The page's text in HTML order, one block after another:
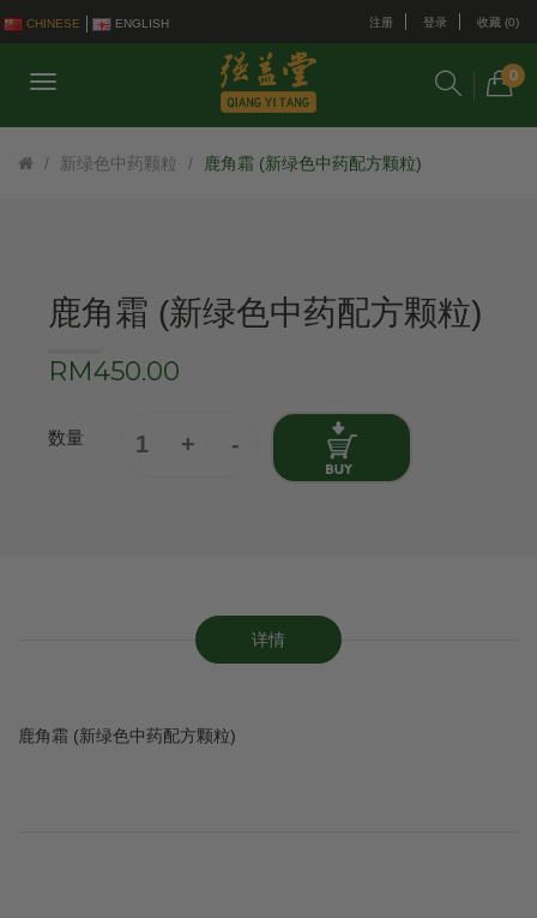
CHINESE ENGLISH 注册 登录 收藏 (0)
0
新绿色中药颗粒 鹿角霜 (新绿色中药配方颗粒)
鹿角霜 (新绿色中药配方颗粒)
RM450.00
数量
详情
鹿角霜 (新绿色中药配方颗粒)